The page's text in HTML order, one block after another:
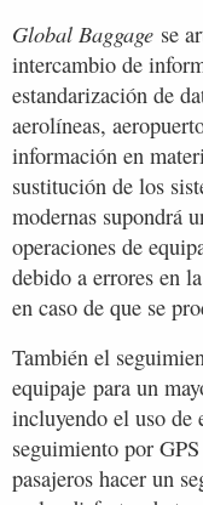
Global Baggage se
intercambio de
estandarización de
aerolíneas,
información en
sustitución de los
modernas supondrá
operaciones de
debido a errores en
en caso de que se
También el
equipaje para un
incluyendo el uso de
seguimiento por
pasajeros hacer un